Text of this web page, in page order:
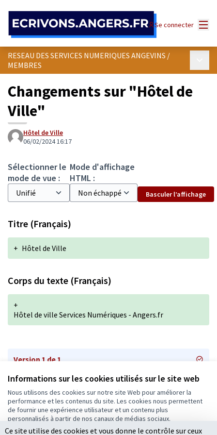
Informations sur les cookies utilisés sur le site web
Nous utilisons des cookies sur notre site Web pour améliorer la
performance et les contenus du site. Les cookies nous permettent
de fournir une expérience utilisateur et un contenu plus
personnalisés à partir de nos canaux de médias sociaux.
Tout accepter
Se connecter
RESEAU DES SERVICES NUMERIQUES ANGEVINS /
MEMBRES
Changements sur "Hôtel de
Ville"
Hôtel de Ville
06/02/2024 16:17
Sélectionner le
mode de vue :
Mode d'affichage
HTML :
Basculer l’affichage
Titre (Français)
+ Hôtel de Ville
Corps du texte (Français)
+
Hôtel de ville Services Numériques - Angers.fr
Version 1 de 1
Conditions d'utilisation
Paramètres des cookies
Ecrivons Angers sur X
(Lien externe)
Ecrivons Angers sur Facebook
(Lien externe)
Ce site utilise des cookies et vous donne le contrôle sur ceux